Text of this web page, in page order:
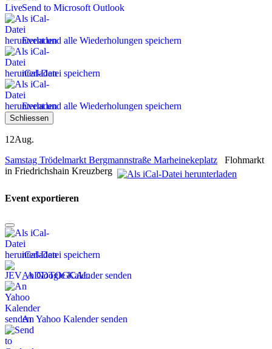
Send to Microsoft Outlook
Event und alle Wiederholungen speichern
iCal-Datei speichern
Event und alle Wiederholungen speichern
Schliessen
12Aug.
Samstag Trödelmarkt Bergmannstraße Marheinekeplatz Flohmarkt
in Friedrichshain Kreuzberg
Event exportieren
iCal-Datei speichern
An Google Kalender senden
An Yahoo Kalender senden